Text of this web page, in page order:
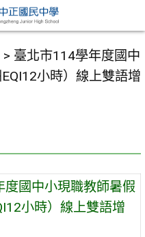
> 臺北市114學年度國中
小時）線上雙語增
度國中小現職教師暑假
小時）線上雙語增